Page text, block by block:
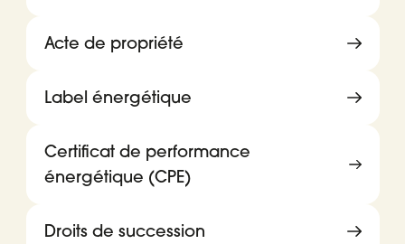
Acte de propriété
Label énergétique
Certificat de performance
énergétique (CPE)
Droits de succession